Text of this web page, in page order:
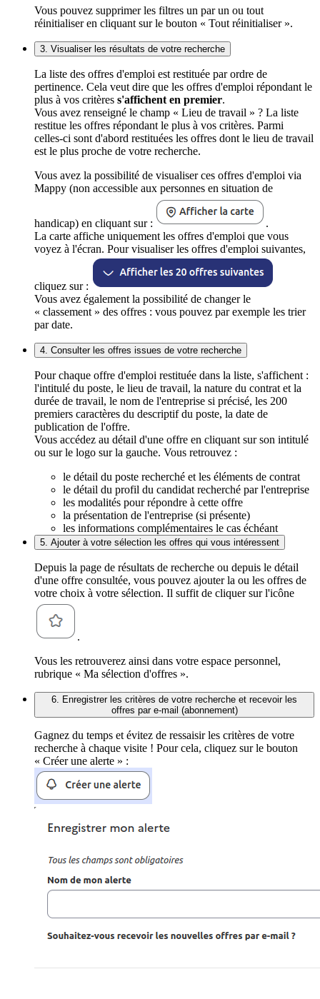
Vous pouvez supprimer les filtres un par un ou tout
réinitialiser en cliquant sur le bouton « Tout réinitialiser ».
3. Visualiser les résultats de votre recherche
La liste des offres d'emploi est restituée par ordre de
pertinence. Cela veut dire que les offres d'emploi répondant le
plus à vos critères s'affichent en premier.
Vous avez renseigné le champ « Lieu de travail » ? La liste
restitue les offres répondant le plus à vos critères. Parmi
celles-ci sont d'abord restituées les offres dont le lieu de travail
est le plus proche de votre recherche.
Vous avez la possibilité de visualiser ces offres d'emploi via
Mappy (non accessible aux personnes en situation de
handicap) en cliquant sur :
.
La carte affiche uniquement les offres d'emploi que vous
voyez à l'écran. Pour visualiser les offres d'emploi suivantes,
cliquez sur :
Vous avez également la possibilité de changer le
« classement » des offres : vous pouvez par exemple les trier
par date.
4. Consulter les offres issues de votre recherche
Pour chaque offre d'emploi restituée dans la liste, s'affichent :
l'intitulé du poste, le lieu de travail, la nature du contrat et la
durée de travail, le nom de l'entreprise si précisé, les 200
premiers caractères du descriptif du poste, la date de
publication de l'offre.
Vous accédez au détail d'une offre en cliquant sur son intitulé
ou sur le logo sur la gauche. Vous retrouvez :
le détail du poste recherché et les éléments de contrat
le détail du profil du candidat recherché par l'entreprise
les modalités pour répondre à cette offre
la présentation de l'entreprise (si présente)
les informations complémentaires le cas échéant
5. Ajouter à votre sélection les offres qui vous intéressent
Depuis la page de résultats de recherche ou depuis le détail
d'une offre consultée, vous pouvez ajouter la ou les offres de
votre choix à votre sélection. Il suffit de cliquer sur l'icône
.
Vous les retrouverez ainsi dans votre espace personnel,
rubrique « Ma sélection d'offres ».
6. Enregistrer les critères de votre recherche et recevoir les
offres par e-mail (abonnement)
Gagnez du temps et évitez de ressaisir les critères de votre
recherche à chaque visite ! Pour cela, cliquez sur le bouton
« Créer une alerte » :